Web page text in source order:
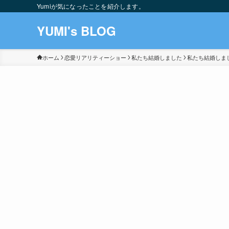
Yumiが気になったことを紹介します。
YUMI's BLOG
ホーム 恋愛リアリティーショー 私たち結婚しました 私たち結婚しま